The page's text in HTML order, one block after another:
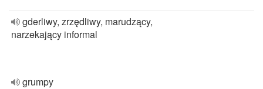
gderliwy, zrzędliwy, marudzący,
narzekający informal
grumpy